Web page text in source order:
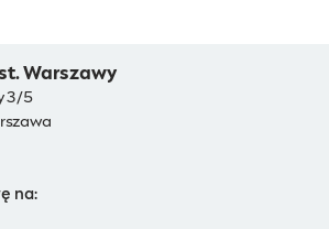
Warszawy
3/5
na: